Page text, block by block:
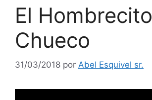
El Hombrecito
Chueco
31/03/2018 por Abel Esquivel sr.